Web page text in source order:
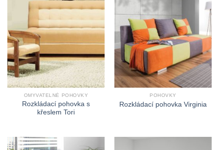
OMYVATELNÉ POHOVKY
Rozkládací pohovka s
křeslem Tori
POHOVKY
Rozkládací pohovka Virginia